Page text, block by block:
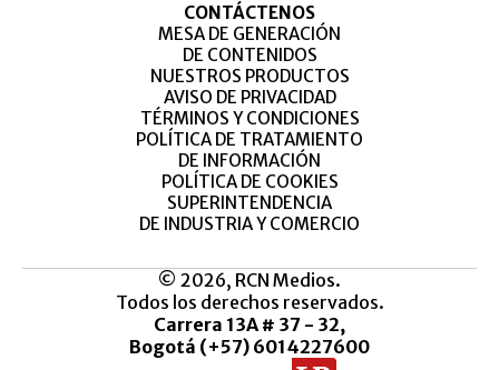
CONTÁCTENOS
MESA DE GENERACIÓN
DE CONTENIDOS
NUESTROS PRODUCTOS
AVISO DE PRIVACIDAD
TÉRMINOS Y CONDICIONES
POLÍTICA DE TRATAMIENTO
DE INFORMACIÓN
POLÍTICA DE COOKIES
SUPERINTENDENCIA
DE INDUSTRIA Y COMERCIO
© 2026, RCN Medios.
Todos los derechos reservados.
Carrera 13A # 37 - 32,
Bogotá (+57) 6014227600